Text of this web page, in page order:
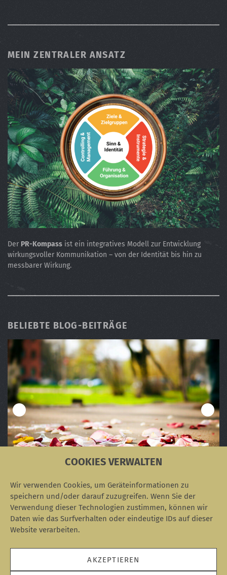
COOKIES VERWALTEN
Wir verwenden Cookies, um Geräteinformationen zu
speichern und/oder darauf zuzugreifen. Wenn Sie der
Verwendung dieser Technologien zustimmen, können wir
Daten wie das Surfverhalten oder eindeutige IDs auf dieser
Website verarbeiten.
AKZEPTIEREN
MEIN ZENTRALER ANSATZ
Der PR-Kompass ist ein integratives Modell zur Entwicklung
wirkungsvoller Kommunikation – von der Identität bis hin zu
messbarer Wirkung.
BELIEBTE BLOG-BEITRÄGE
SOZIALE NETZWERKE
instagram.comlinkedin.com
RSS